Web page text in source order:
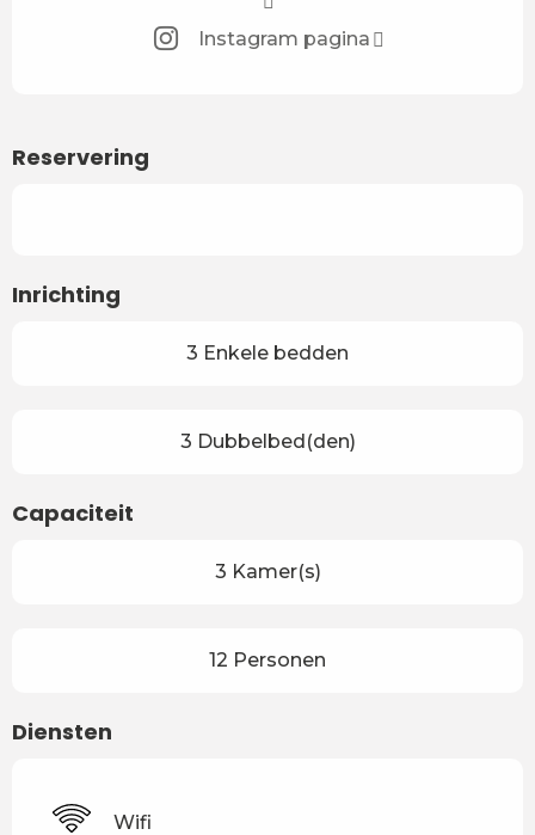
Instagram pagina
Reservering
Inrichting
3 Enkele bedden
3 Dubbelbed(den)
Capaciteit
3 Kamer(s)
12 Personen
Diensten
Wifi